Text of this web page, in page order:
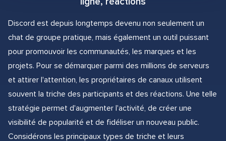
Discord est depuis longtemps devenu non seulement un
chat de groupe pratique, mais également un outil puissant
pour promouvoir les communautés, les marques et les
projets. Pour se démarquer parmi des millions de serveurs
et attirer l'attention, les propriétaires de canaux utilisent
souvent la triche des participants et des réactions. Une telle
stratégie permet d'augmenter l'activité, de créer une
visibilité de popularité et de fidéliser un nouveau public.
Considérons les principaux types de triche et leurs